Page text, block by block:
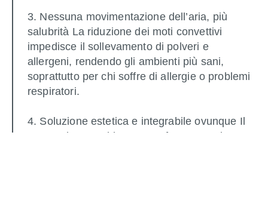
3. Nessuna movimentazione dell’aria, più
salubrità La riduzione dei moti convettivi
impedisce il sollevamento di polveri e
allergeni, rendendo gli ambienti più sani,
soprattutto per chi soffre di allergie o problemi
respiratori.
4. Soluzione estetica e integrabile ovunque Il
nostro sistema si integra perfettamente in